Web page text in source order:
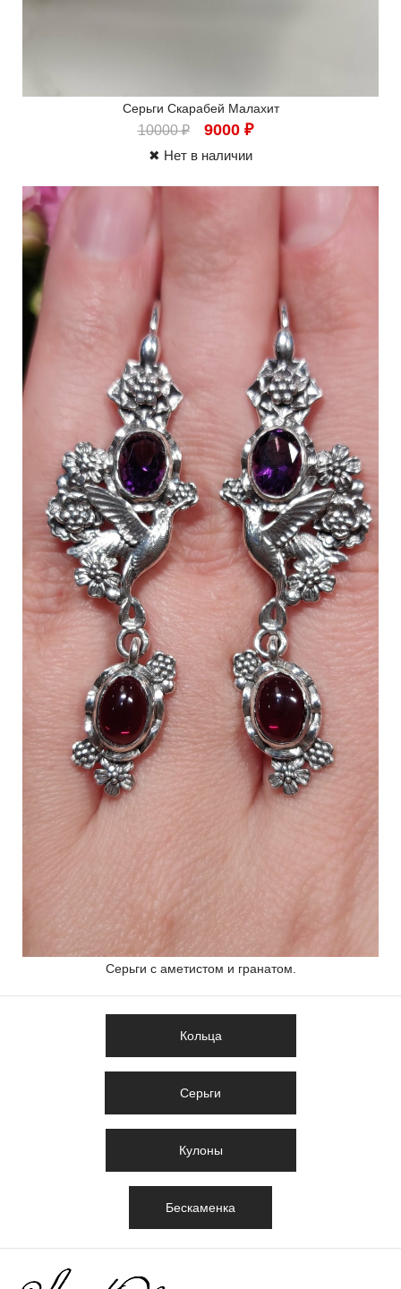
Серьги Скарабей Малахит
10000₽ 9000 ₽
✖ Нет в наличии
Серьги с аметистом и гранатом.
Кольца
Серьги
Кулоны
Бескаменка